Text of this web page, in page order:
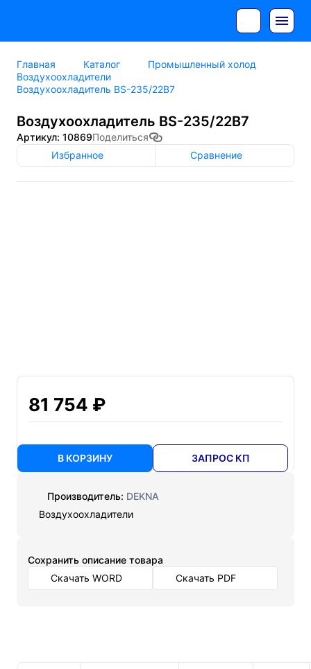
Главная Каталог
Промышленный холод
Воздухоохладители
Воздухоохладитель BS-235/22B7
Воздухоохладитель BS-235/22B7
Артикул: 10869Поделиться
Избранное
Сравнение
81 754 ₽
В КОРЗИНУ ЗАПРОС КП
Производитель: DEKNA
Воздухоохладители
Cохранить описание товара
Скачать WORD
Скачать PDF